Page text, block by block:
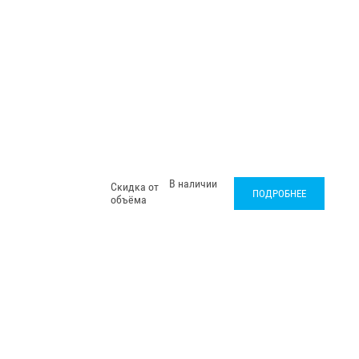
Скидка от
объёма
В наличии
ПОДРОБНЕЕ